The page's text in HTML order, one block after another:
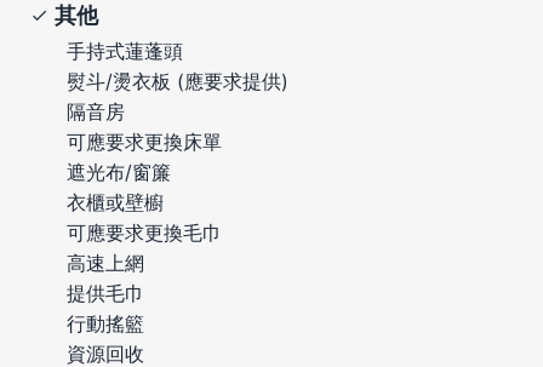
其他
手持式蓮蓬頭
熨斗/燙衣板 (應要求提供)
隔音房
可應要求更換床單
遮光布/窗簾
衣櫃或壁櫥
可應要求更換毛巾
高速上網
提供毛巾
行動搖籃
資源回收